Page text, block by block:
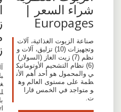
شراء السعر |
Europages
صناعة الزيوت الغذائية، آلات
وتجهيزات (10) تزليق، آلات و
نظم (7) زيت الغاز (السولار)
(6) نظام التشحيم الأوتوماتيك
ي والمحمول هو أحد أهم الأن
ظمة على مستوى العالم وه
و متواجد في الخمس قارا
ت.